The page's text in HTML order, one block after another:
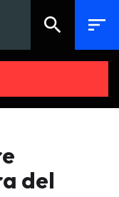
search sort
del